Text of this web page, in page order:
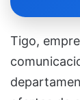
Tigo,